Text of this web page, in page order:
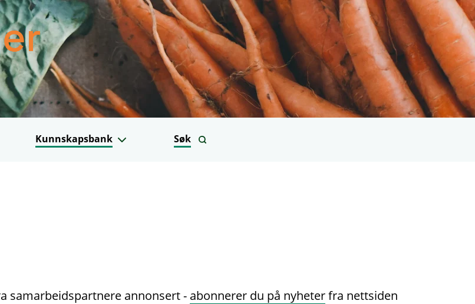
Kunnskapsbank Søk
samarbeidspartnere annonsert - abonnerer du på nyheterfra nettsiden